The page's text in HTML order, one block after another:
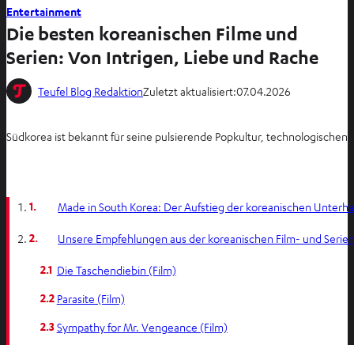
Entertainment
Die besten koreanischen Filme und
Serien: Von Intrigen, Liebe und Rache
Teufel Blog RedaktionZuletzt aktualisiert:07.04.2026
Südkorea ist bekannt für seine pulsierende Popkultur,
1. Made in South Korea: Der Aufstieg der koreanischen
2. Unsere Empfehlungen aus der koreanischen Film- und
2.1 Die Taschendiebin (Film)
2.2 Parasite (Film)
2.3Sympathy for Mr. Vengeance (Film)